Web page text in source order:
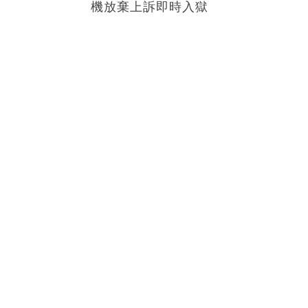
機放棄上訴即時入獄